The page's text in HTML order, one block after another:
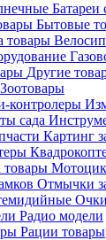
Батареи
Бытовые
Другие
Зоотовары
Картинг
Отмычки
Радио модели
Рации товары